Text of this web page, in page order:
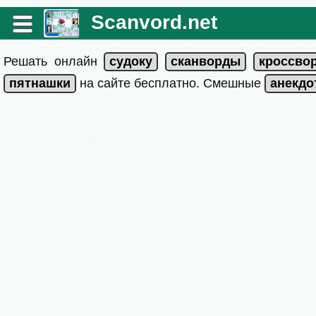
Scanvord.net
Решать онлайн
на сайте бесплатно. Смешные